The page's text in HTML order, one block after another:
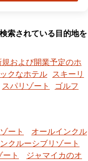
索されている目的地を
規および開業予定のホ
クなホテル スキーリ
スパリゾート
ゴルフ
ート
オールインクル
クルーシブリゾート
ト
ジャマイカのオ